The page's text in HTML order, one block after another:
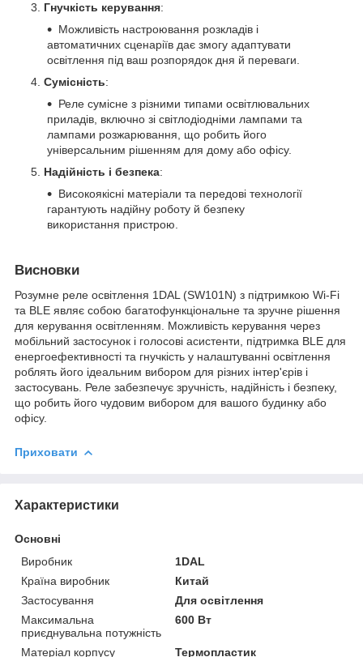
Гнучкість керування:
Можливість настроювання розкладів і
автоматичних сценаріїв дає змогу адаптувати
освітлення під ваш розпорядок дня й переваги.
Сумісність:
Реле сумісне з різними типами освітлювальних
приладів, включно зі світлодіодніми лампами та
лампами розжарювання, що робить його
універсальним рішенням для дому або офісу.
Надійність і безпека:
Високоякісні матеріали та передові технології
гарантують надійну роботу й безпеку
використання пристрою.
Висновки
Розумне реле освітлення 1DAL (SW101N) з підтримкою Wi-Fi
та BLE являє собою багатофункціональне та зручне рішення
для керування освітленням. Можливість керування через
мобільний застосунок і голосові асистенти, підтримка BLE для
енергоефективності та гнучкість у налаштуванні освітлення
роблять його ідеальним вибором для різних інтер'єрів і
застосувань. Реле забезпечує зручність, надійність і безпеку,
що робить його чудовим вибором для вашого будинку або
офісу.
Приховати
Характеристики
Основні
Виробник
1DAL
Країна виробник
Китай
Застосування
Для освітлення
Максимальна
приєднувальна потужність
600 Вт
Матеріал корпусу Термопластик